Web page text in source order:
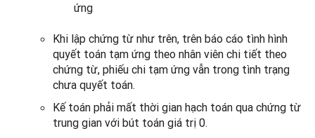
ứng
Khi lập chứng từ như trên, trên báo cáo tình hình
quyết toán tạm ứng theo nhân viên chi tiết theo
chứng từ, phiếu chi tạm ứng vẫn trong tình trạng
chưa quyết toán.
Kế toán phải mất thời gian hạch toán qua chứng từ
trung gian với bút toán giá trị 0.